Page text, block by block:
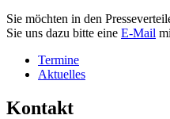
Sie möchten in den
Sie uns dazu bitte eine E-Mail
Termine
Aktuelles
Kontakt